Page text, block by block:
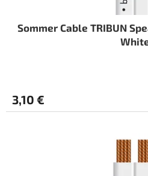
Sommer Cable TRIBUN
3,10 €